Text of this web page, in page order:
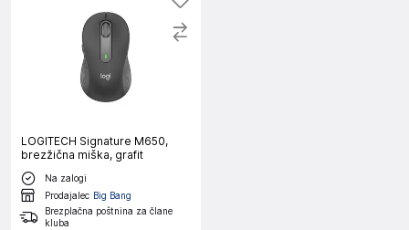
LOGITECH Signature M650,
brezžična miška, grafit
Na zalogi
Prodajalec Big Bang
Brezplačna poštnina za člane
kluba